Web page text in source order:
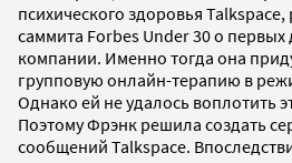
психического здоровья Talkspace,
саммита Forbes Under 30 о первых
компании. Именно тогда она
групповую онлайн-терапию в
Однако ей не удалось воплотить
Поэтому Фрэнк решила создать
сообщений Talkspace.